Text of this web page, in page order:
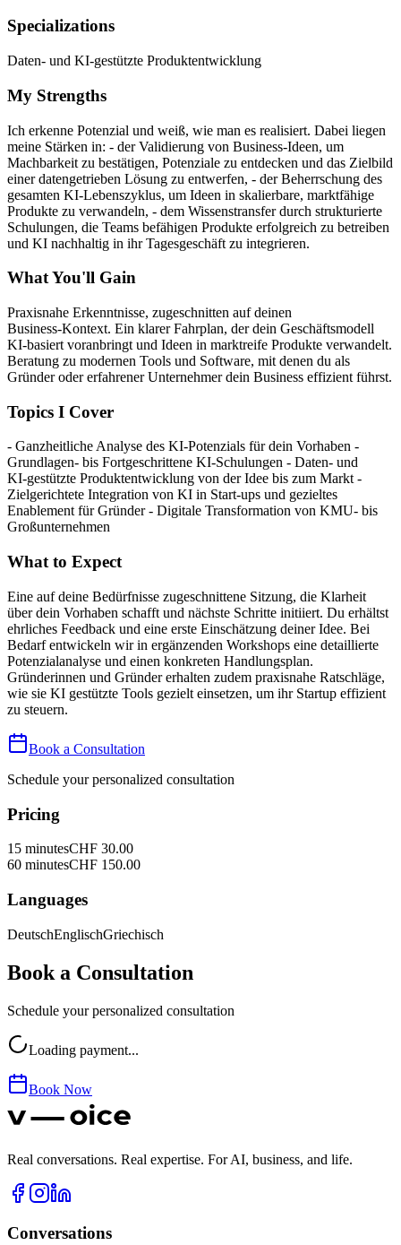
Specializations
Daten‑ und KI‑gestützte Produktentwicklung
My Strengths
Ich erkenne Potenzial und weiß, wie man es realisiert. Dabei liegen
meine Stärken in: - der Validierung von Business-Ideen, um
Machbarkeit zu bestätigen, Potenziale zu entdecken und das Zielbild
einer datengetrieben Lösung zu entwerfen, - der Beherrschung des
gesamten KI-Lebenszyklus, um Ideen in skalierbare, marktfähige
Produkte zu verwandeln, - dem Wissenstransfer durch strukturierte
Schulungen, die Teams befähigen Produkte erfolgreich zu betreiben
und KI nachhaltig in ihr Tagesgeschäft zu integrieren.
What You'll Gain
Praxisnahe Erkenntnisse, zugeschnitten auf deinen
Business‑Kontext. Ein klarer Fahrplan, der dein Geschäftsmodell
KI‑basiert voranbringt und Ideen in marktreife Produkte verwandelt.
Beratung zu modernen Tools und Software, mit denen du als
Gründer oder erfahrener Unternehmer dein Business effizient führst.
Topics I Cover
- Ganzheitliche Analyse des KI‑Potenzials für dein Vorhaben -
Grundlagen- bis Fortgeschrittene KI-Schulungen - Daten‑ und
KI‑gestützte Produktentwicklung von der Idee bis zum Markt -
Zielgerichtete Integration von KI in Start‑ups und gezieltes
Enablement für Gründer - Digitale Transformation von KMU‑ bis
Großunternehmen
What to Expect
Eine auf deine Bedürfnisse zugeschnittene Sitzung, die Klarheit
über dein Vorhaben schafft und nächste Schritte initiiert. Du erhältst
ehrliches Feedback und eine erste Einschätzung deiner Idee. Bei
Bedarf entwickeln wir in ergänzenden Workshops eine detaillierte
Potenzialanalyse und einen konkreten Handlungsplan.
Gründerinnen und Gründer erhalten zudem praxisnahe Ratschläge,
wie sie KI gestützte Tools gezielt einsetzen, um ihr Startup effizient
zu steuern.
Book a Consultation
Schedule your personalized consultation
Pricing
15 minutesCHF 30.00
60 minutesCHF 150.00
Languages
DeutschEnglischGriechisch
Book a Consultation
Schedule your personalized consultation
Loading payment...
Book Now
Real conversations. Real expertise. For AI, business, and life.
Conversations